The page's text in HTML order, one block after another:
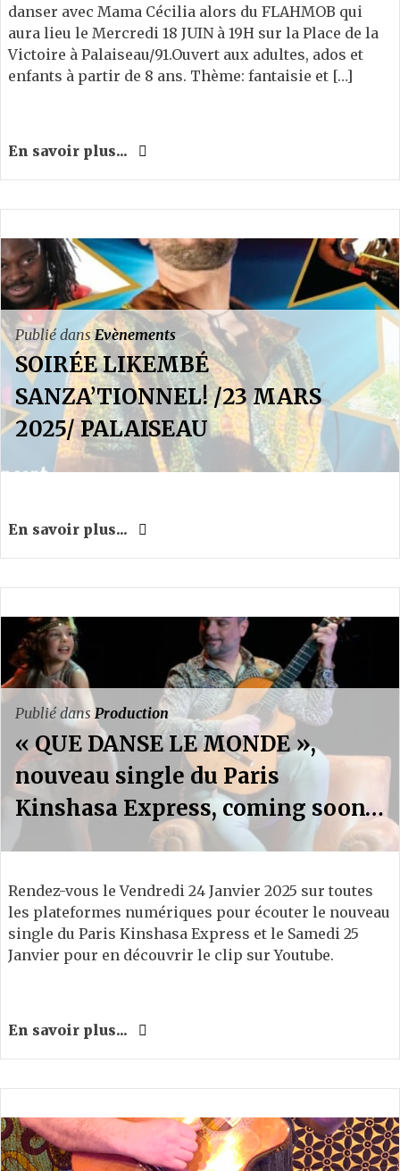
danser avec Mama Cécilia alors du FLAHMOB qui
aura lieu le Mercredi 18 JUIN à 19H sur la Place de la
Victoire à Palaiseau/91.Ouvert aux adultes, ados et
enfants à partir de 8 ans. Thème: fantaisie et […]
En savoir plus...
Publié dansEvènements
SOIRÉE LIKEMBÉ
SANZA’TIONNEL! /23 MARS
2025/ PALAISEAU
En savoir plus...
Publié dans Production
« QUE DANSE LE MONDE »,
nouveau single du Paris
Kinshasa Express, coming soon…
Rendez-vous le Vendredi 24 Janvier 2025 sur toutes
les plateformes numériques pour écouter le nouveau
single du Paris Kinshasa Express et le Samedi 25
Janvier pour en découvrir le clip sur Youtube.
En savoir plus...